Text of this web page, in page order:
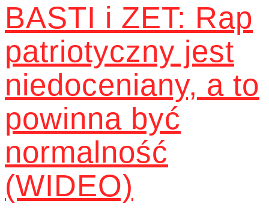
BASTI i ZET: Rap
patriotyczny jest
niedoceniany, a to
powinna być
normalność
(WIDEO)